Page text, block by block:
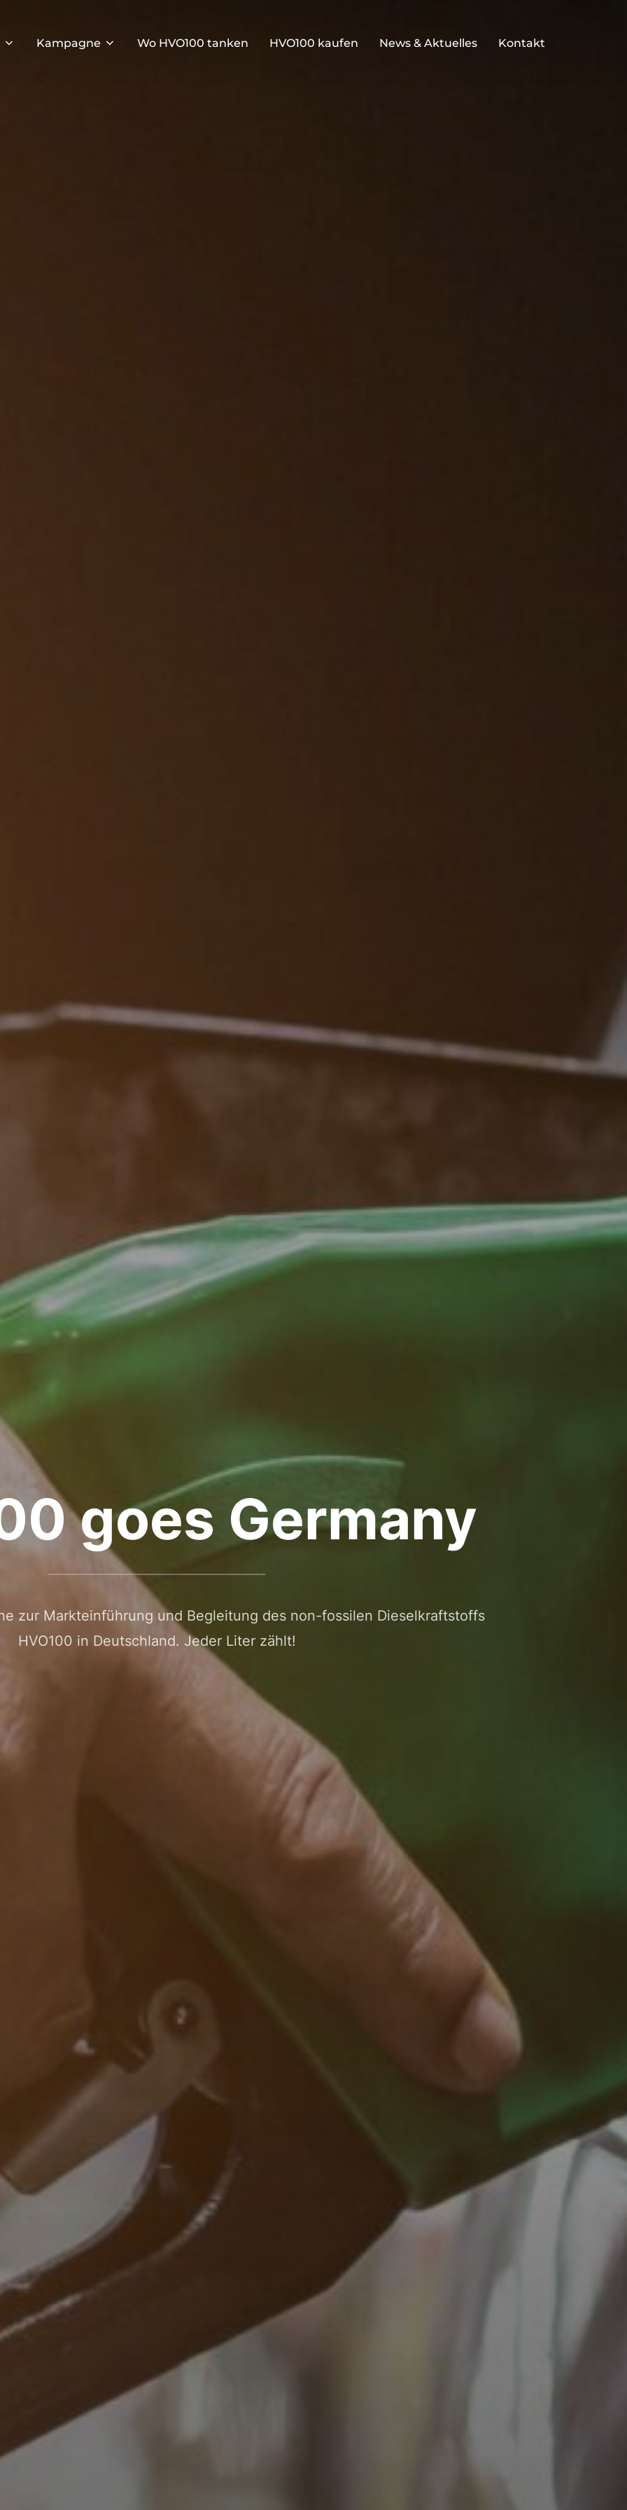
Kampagne Wo HVO100 tanken HVO100 kaufen News & Aktuelles Kontakt
goes Germany
zur Markteinführung und Begleitung des non-fossilen Dieselkraftstoffs
HVO100 in Deutschland. Jeder Liter zählt!